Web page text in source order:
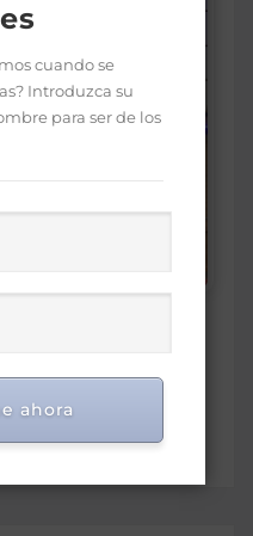
170
en
cuando se
Introduzca su
para ser de los
ahora